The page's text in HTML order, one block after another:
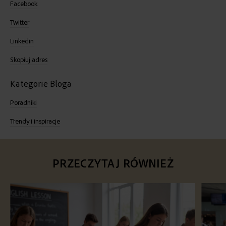
Facebook
Twitter
Linkedin
Skopiuj adres
Kategorie Bloga
Poradniki
Trendy i inspiracje
PRZECZYTAJ RÓWNIEŻ